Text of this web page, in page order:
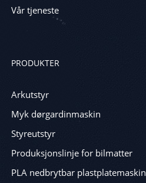
Vår tjeneste
PRODUKTER
Arkutstyr
Myk dørgardinmaskin
Styreutstyr
Produksjonslinje for bilmatter
PLA nedbrytbar plastplatemaskin